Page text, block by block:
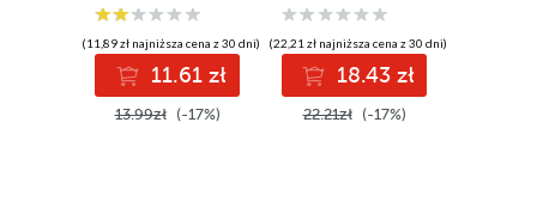
rachunek
różniczkowy
i całkowy
(11,89 zł najniższa cena z 30 dni)
11.61 zł
13.99zł (-17%)
(22,21 zł najniższa cena z 30 dni)
18.43 zł
22.21zł (-17%)